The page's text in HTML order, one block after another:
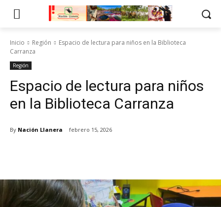
Inicio Región
Espacio de lectura para niños en la Biblioteca
Carranza
Región
Espacio de lectura para niños
en la Biblioteca Carranza
By Nación Llanera febrero 15, 2026